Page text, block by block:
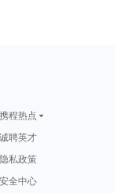
携程热点
诚聘英才
隐私政策
安全中心